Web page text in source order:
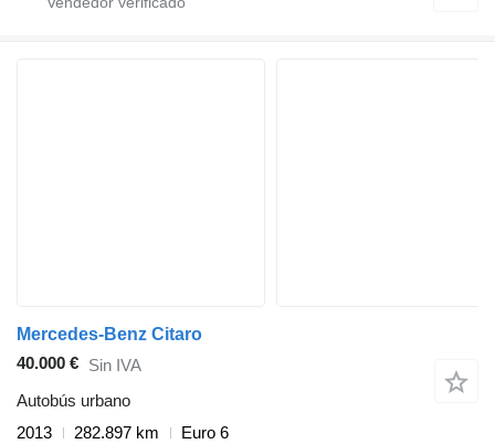
Mercedes-Benz Citaro
40.000 € Sin IVA
Autobús urbano
2013
282.897 km
Euro 6